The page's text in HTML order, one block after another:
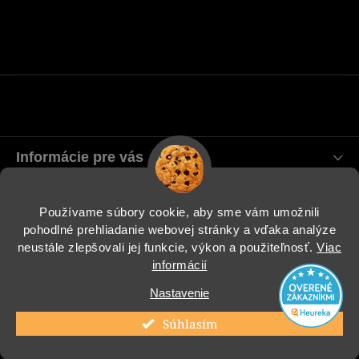
Používame súbory cookie, aby sme vám umožnili
pohodlné prehliadanie webovej stránky a vďaka analýze
neustále zlepšovali jej funkcie, výkon a použiteľnosť.Viac
informácií
Nastavenie
Súhlasím
Informácie pre vás
Instagram
Vytvoril Shoptet
COOL Design. Všetky práva vyhradené.